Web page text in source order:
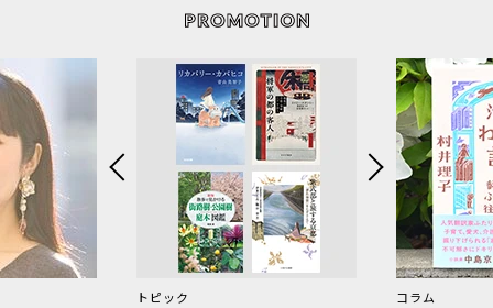
トピック コラム